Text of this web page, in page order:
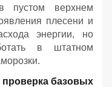
пустом верхнем
плесени и
энергии, но
в штатном
базовых